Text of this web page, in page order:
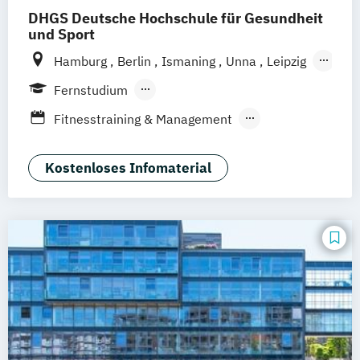
Pädagogik und Didaktik für
Gesundheitsberufe
Rettungswissenschaften Soziale Arbeit
DHGS Deutsche Hochschule für Gesundheit
und Sport
Hamburg Berlin Ismaning Unna
Leipzig
Köln
Frankfurt
Fernstudium
Berufsbegleitendes Präsenzstudium
Fitnesstraining & Management
Physician Assistant Physiotherapie
Positive Psychologie & Coaching
Sport und angewandte
Trainingswissenschaft (versch.
Schwerpunkte)
Kostenloses Infomaterial